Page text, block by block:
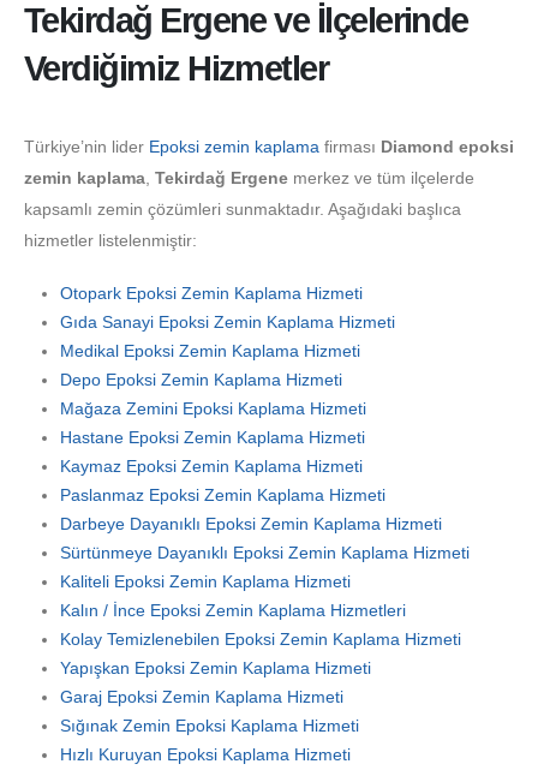
Tekirdağ Ergene ve İlçelerinde
Verdiğimiz Hizmetler
Türkiye’nin lider Epoksi zemin kaplama firması Diamond epoksi
zemin kaplama, Tekirdağ Ergene merkez ve tüm ilçelerde
kapsamlı zemin çözümleri sunmaktadır. Aşağıdaki başlıca
hizmetler listelenmiştir:
Otopark Epoksi Zemin Kaplama Hizmeti
Gıda Sanayi Epoksi Zemin Kaplama Hizmeti
Medikal Epoksi Zemin Kaplama Hizmeti
Depo Epoksi Zemin Kaplama Hizmeti
Mağaza Zemini Epoksi Kaplama Hizmeti
Hastane Epoksi Zemin Kaplama Hizmeti
Kaymaz Epoksi Zemin Kaplama Hizmeti
Paslanmaz Epoksi Zemin Kaplama Hizmeti
Darbeye Dayanıklı Epoksi Zemin Kaplama Hizmeti
Sürtünmeye Dayanıklı Epoksi Zemin Kaplama Hizmeti
Kaliteli Epoksi Zemin Kaplama Hizmeti
Kalın / İnce Epoksi Zemin Kaplama Hizmetleri
Kolay Temizlenebilen Epoksi Zemin Kaplama Hizmeti
Yapışkan Epoksi Zemin Kaplama Hizmeti
Garaj Epoksi Zemin Kaplama Hizmeti
Sığınak Zemin Epoksi Kaplama Hizmeti
Hızlı Kuruyan Epoksi Kaplama Hizmeti